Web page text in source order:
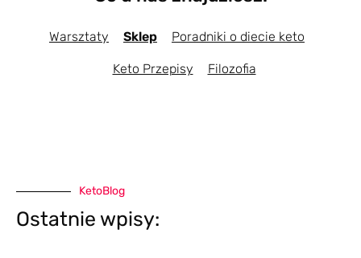
Warsztaty Sklep Poradniki o diecie keto
Keto Przepisy Filozofia
KetoBlog
Ostatnie wpisy: